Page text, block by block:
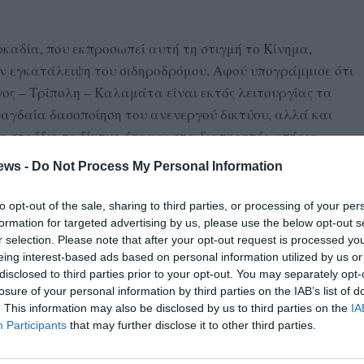
- Do Not Process My Personal Information
opt-out of the sale, sharing to third parties, or processing of your
for targeted advertising by us, please use the below opt-out
selection. Please note that after your opt-out request is processed
interest-based ads based on personal information utilized by us
to third parties prior to your opt-out. You may separately
of your personal information by third parties on the IAB’s list of
This information may also be disclosed by us to third parties on the
Participants that may further disclose it to other third parties.
που εκπροσωπεί αυτή τη στιγμή το Κίνημα,
εγκατάλειψη του σιδηροδρόμου. Αφού υπογράμμισε ότι
– Τρίπολη – Καλαμάτα είναι εκτός λειτουργίας τα
δασοποίηση του ανενεργού δικτύου, αλλά και
στο ίδιο το δίκτυο όσο και στα διατηρητέα κτήρια,
κατάσταση.
της Πελοποννήσου ως «διάδρομο μνημειώδους
για σταδιακή εξαφάνιση της γραμμής και οριστική
την Κόρινθο μέχρι και την Καλαμάτα.
– 2009 έγιναν κάποια έργα, λειτούργησε για λίγο η